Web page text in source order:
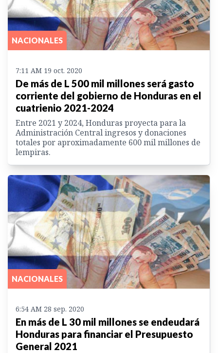
NACIONALES
7:11 AM 19 oct. 2020
De más de L 500 mil millones será gasto
corriente del gobierno de Honduras en el
cuatrienio 2021-2024
Entre 2021 y 2024, Honduras proyecta para la
Administración Central ingresos y donaciones
totales por aproximadamente 600 mil millones de
lempiras.
NACIONALES
6:54 AM 28 sep. 2020
En más de L 30 mil millones se endeudará
Honduras para financiar el Presupuesto
General 2021